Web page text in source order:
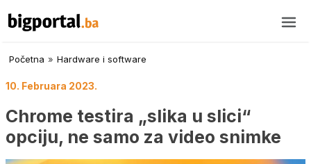
Početna » Hardware i software
10. Februara 2023.
Chrome testira „slika u slici“
opciju, ne samo za video snimke